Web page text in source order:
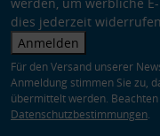
dies jederzeit
Anmelden
Für den Versand unserer
Anmeldung stimmen Sie zu,
übermittelt werden.
Datenschutzbestimmungen.